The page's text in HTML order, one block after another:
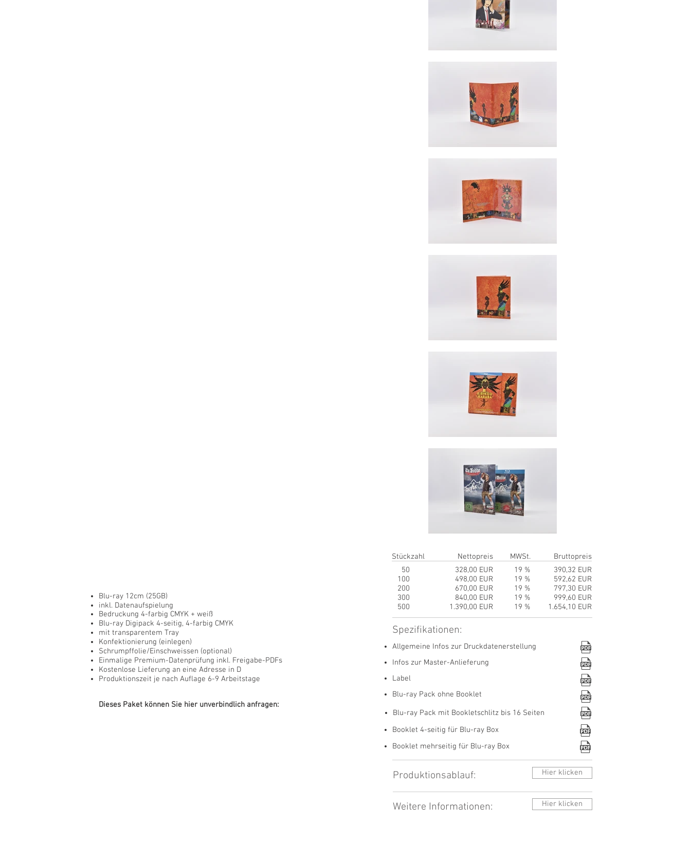
Blu-ray 12cm (25GB)
inkl. Datenaufspielung
Bedruckung 4-farbig CMYK + weiß
Blu-ray Digipack 4-seitig, 4-farbig CMYK
mit transparentem Tray
Konfektionierung (einlegen)
Schrumpffolie/Einschweissen (optional)
Einmalige Premium-Datenprüfung inkl. Freigabe-PDFs
Kostenlose Lieferung an eine Adresse in D
Produktionszeit je nach Auflage 6-9 Arbeitstage
Dieses Paket können Sie hier unverbindlich anfragen:
Stückzahl Nettopreis MWSt.
Bruttopreis
50
100
200
300
500
328,00 EUR
498,00 EUR
670,00 EUR
840,00 EUR
1.390,00 EUR
19 %
19 %
19 %
19 %
19 %
390,32 EUR
592,62 EUR
797,30 EUR
999,60 EUR
1.654,10 EUR
Spezifikationen:
Allgemeine Infos zur Druckdatenerstellung
Infos zur Master-Anlieferung
Label
Blu-ray Pack ohne Booklet
Blu-ray Pack mit Bookletschlitz bis 16 Seiten
Booklet 4-seitig für Blu-ray Box
Booklet mehrseitig für Blu-ray Box
Produktionsablauf: Hier klicken
Weitere Informationen: Hier klicken